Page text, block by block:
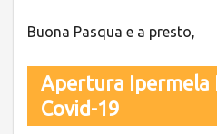
Buona Pasqua e a presto,
Apertura Ipermela
Covid-19